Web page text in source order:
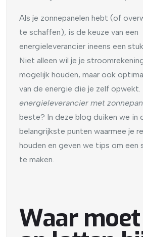
Als je zonnepanelen hebt (of
te schaffen), is de keuze van een
energieleverancier ineens een
Niet alleen wil je je
mogelijk houden, maar ook
van de energie die je zelf opwekt.
energieleverancier met
beste? In deze blog duiken we in
belangrijkste punten waarmee je
houden en geven we tips om een
te maken.
Waar